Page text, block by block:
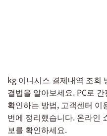
kg 이니시스 결제내역 조회
결법을 알아보세요. PC로
확인하는 방법, 고객센터 이
번에 정리했습니다. 온라인
보를 확인하세요.